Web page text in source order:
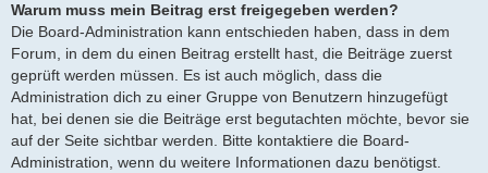
Warum muss mein Beitrag erst freigegeben werden?
Die Board-Administration kann entschieden haben, dass in dem
Forum, in dem du einen Beitrag erstellt hast, die Beiträge zuerst
geprüft werden müssen. Es ist auch möglich, dass die
Administration dich zu einer Gruppe von Benutzern hinzugefügt
hat, bei denen sie die Beiträge erst begutachten möchte, bevor sie
auf der Seite sichtbar werden. Bitte kontaktiere die Board-
Administration, wenn du weitere Informationen dazu benötigst.